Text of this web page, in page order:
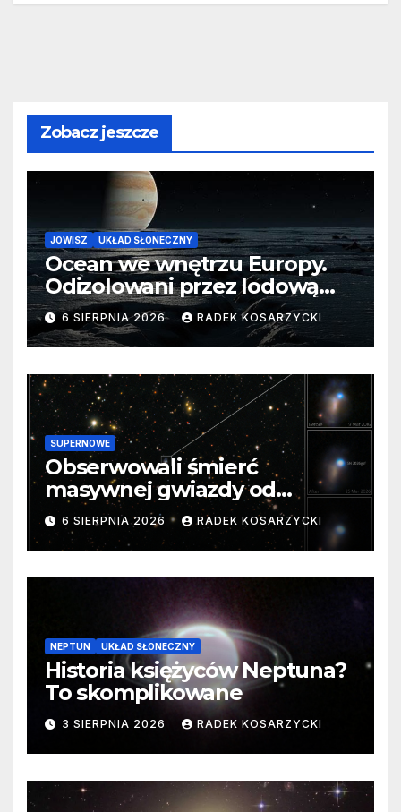
Zobacz jeszcze
JOWISZ UKŁAD SŁONECZNY
Ocean we wnętrzu Europy.
Odizolowani przez lodową
barierę
6 SIERPNIA 2026 RADEK KOSARZYCKI
SUPERNOWE
Obserwowali śmierć
masywnej gwiazdy od
samego początku. Niezwykle
cenne dane
6 SIERPNIA 2026 RADEK KOSARZYCKI
NEPTUN UKŁAD SŁONECZNY
Historia księżyców Neptuna?
To skomplikowane
3 SIERPNIA 2026 RADEK KOSARZYCKI